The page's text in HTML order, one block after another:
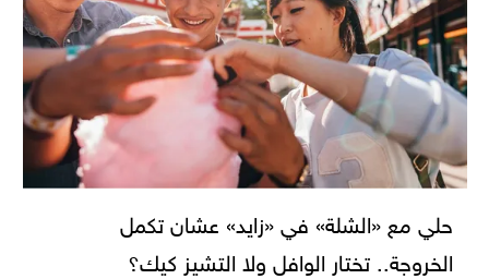
حلي مع «الشلة» في «زايد» عشان تكمل
الخروجة.. تختار الوافل ولا التشيز كيك؟